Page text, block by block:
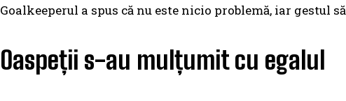
Goalkeeperul a spus că nu este nicio problemă, iar gestul
Oaspeții s-au mulțumit cu egalul